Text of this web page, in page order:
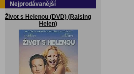
Nejprodávanější
Život s Helenou (DVD) (Raising
Helen)